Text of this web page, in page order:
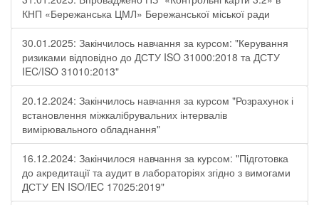
КНП «Бережанська ЦМЛ» Бережанської міської ради
30.01.2025: Закінчилось навчання за курсом: "Керування
ризиками відповідно до ДСТУ ISO 31000:2018 та ДСТУ
IEC/ISO 31010:2013"
20.12.2024: Закінчилось навчання за курсом "Розрахунок і
встановлення міжкалібрувальних інтервалів
вимірювального обладнання"
16.12.2024: Закінчилося навчання за курсом: "Підготовка
до акредитації та аудит в лабораторіях згідно з вимогами
ДСТУ EN ISO/IEC 17025:2019"